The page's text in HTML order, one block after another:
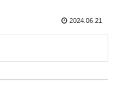
2024.06.21